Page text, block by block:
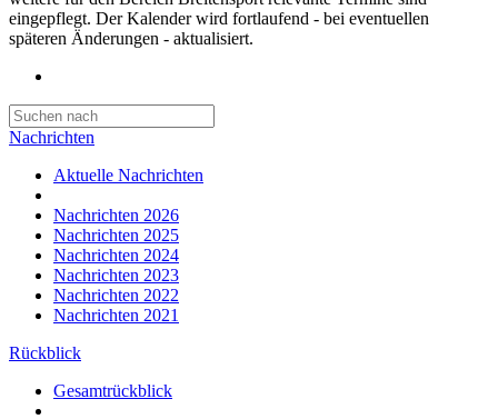
eingepflegt. Der Kalender wird fortlaufend - bei eventuellen
späteren Änderungen - aktualisiert.
Nachrichten
Aktuelle Nachrichten
Nachrichten 2026
Nachrichten 2025
Nachrichten 2024
Nachrichten 2023
Nachrichten 2022
Nachrichten 2021
Rückblick
Gesamtrückblick